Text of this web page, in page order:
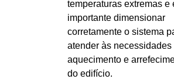
temperaturas extremas e
importante dimensionar
corretamente o sistema
atender às necessidades
aquecimento e
do edifício.